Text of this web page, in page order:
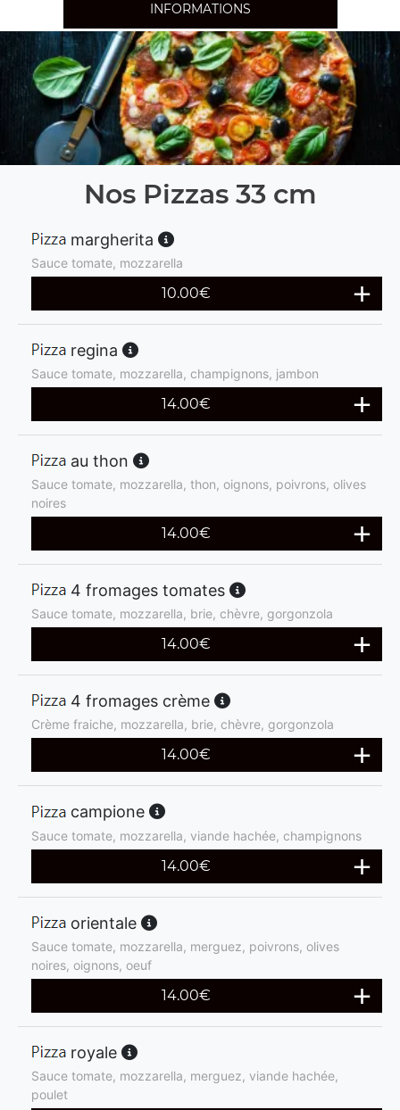
INFORMATIONS
Nos Pizzas 33 cm
margherita
Sauce tomate, mozzarella
10.00€
regina
Sauce tomate, mozzarella, champignons, jambon
14.00€
au thon
Sauce tomate, mozzarella, thon, oignons, poivrons, olives
noires
14.00€
4 fromages tomates
Sauce tomate, mozzarella, brie, chèvre, gorgonzola
14.00€
4 fromages crème
Crème fraiche, mozzarella, brie, chèvre, gorgonzola
14.00€
campione
Sauce tomate, mozzarella, viande hachée, champignons
14.00€
orientale
Sauce tomate, mozzarella, merguez, poivrons, olives
noires, oignons, oeuf
14.00€
royale
Sauce tomate, mozzarella, merguez, viande hachée,
poulet